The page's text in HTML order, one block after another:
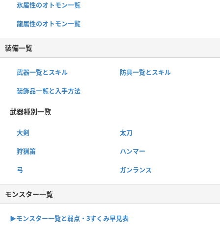
氷属性のオトモン一覧
龍属性のオトモン一覧
装備一覧
武器一覧とスキル 防具一覧とスキル
装飾品一覧と入手方法
武器種別一覧
大剣 太刀
狩猟笛 ハンマー
弓 ガンランス
モンスター一覧
▶︎モンスター一覧と弱点・3すくみ早見表